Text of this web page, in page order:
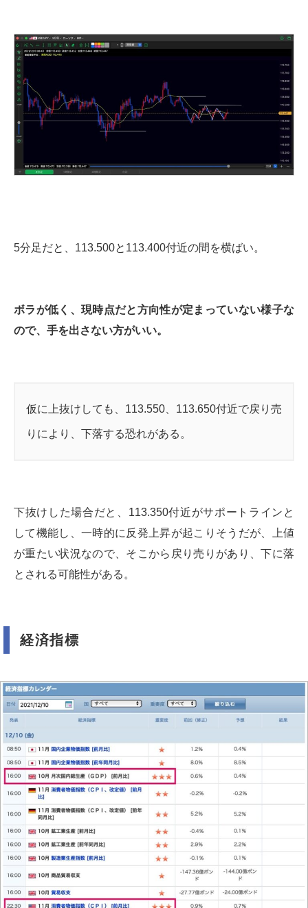
5分足だと、113.500と113.400付近の間を横ばい。
ボラが低く、現時点だと方向性が定まっていない様子な
ので、手を出さない方がいい。
仮に上抜けしても、113.550、113.650付近で戻り売
りにより、下落する恐れがある。
下抜けした場合だと、113.350付近がサポートラインと
して機能し、一時的に反発上昇が起こりそうだが、上値
が重たい状況なので、そこから戻り売りがあり、下に落
とされる可能性がある。
経済指標